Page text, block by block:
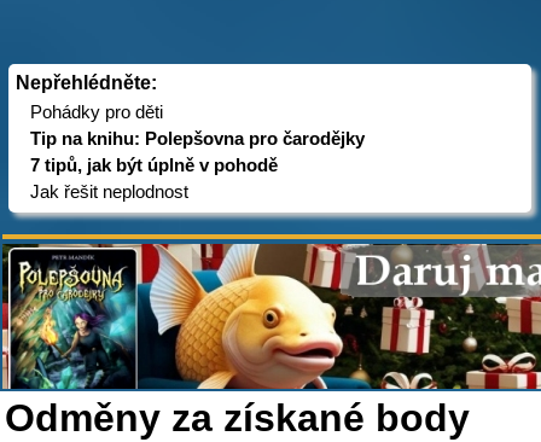
Nepřehlédněte:
Pohádky pro děti
Tip na knihu: Polepšovna pro čarodějky
7 tipů, jak být úplně v pohodě
Jak řešit neplodnost
Odměny za získané body